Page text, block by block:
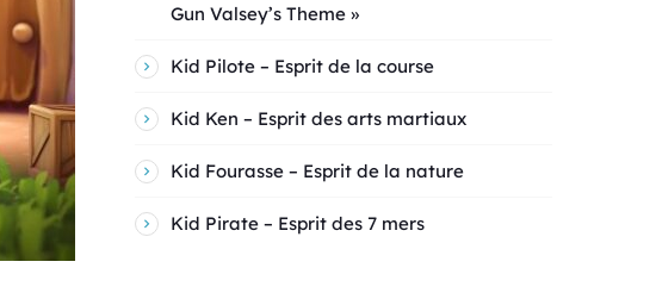
Gun Valsey’s Theme »
Kid Pilote – Esprit de la course
Kid Ken – Esprit des arts martiaux
Kid Fourasse – Esprit de la nature
Kid Pirate – Esprit des 7 mers